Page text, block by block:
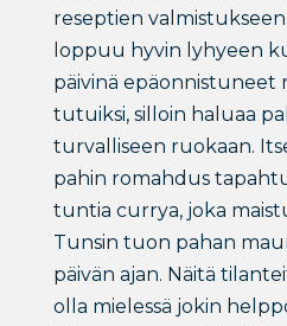
reseptien
loppuu hyvin lyhyeen
päivinä
tutuiksi, silloin haluaa
turvalliseen ruokaan.
pahin romahdus
tuntia currya, joka
Tunsin tuon pahan
päivän ajan. Näitä
olla mielessä jokin